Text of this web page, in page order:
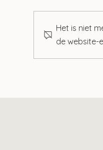
Aof-premie
Het is niet
de website-